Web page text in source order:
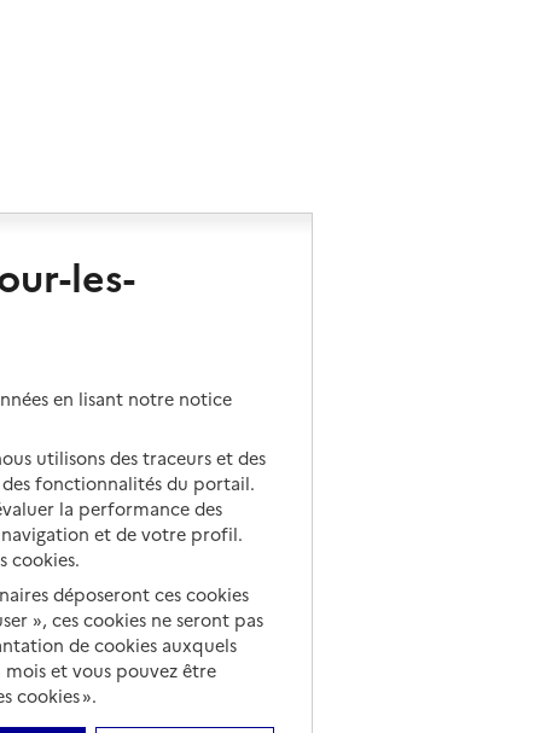
les-
en lisant notre notice
utilisons des traceurs et des
fonctionnalités du portail.
la performance des
et de votre profil.
cookies.
déposeront ces cookies
», ces cookies ne seront pas
de cookies auxquels
et vous pouvez être
cookies ».